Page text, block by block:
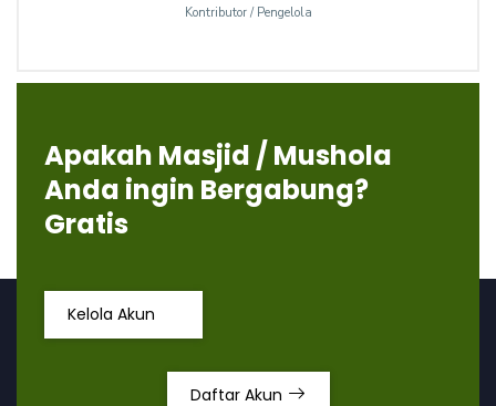
Kontributor / Pengelola
Apakah Masjid / Mushola
Anda ingin Bergabung?
Gratis
Kelola Akun
Daftar Akun